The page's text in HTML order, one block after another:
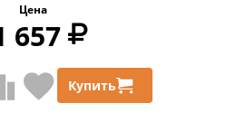
Цена
657
Купить